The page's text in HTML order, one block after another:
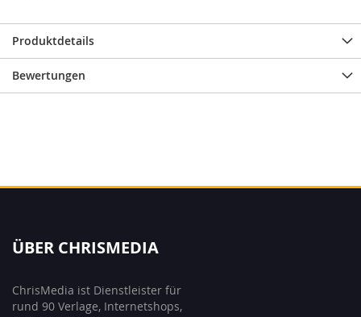
Produktdetails
Bewertungen
ÜBER CHRISMEDIA
ChrisMedia ist Dienstleister für
rund 90 Verlage, Internetshops,